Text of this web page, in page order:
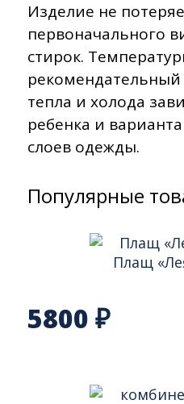
Изделие не
первоначального
стирок.
тепла и холода
ребенка и
слоев одежды.
Популярные
Плащ
5800 ₽